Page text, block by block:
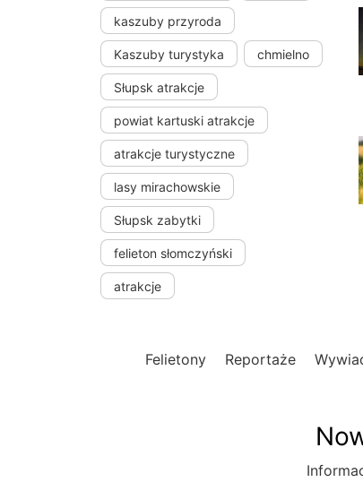
kaszuby przyroda
Kaszuby turystyka chmielno
Słupsk atrakcje
powiat kartuski atrakcje
atrakcje turystyczne
lasy mirachowskie
Słupsk zabytki
felieton słomczyński
atrakcje
Felietony Reportaże